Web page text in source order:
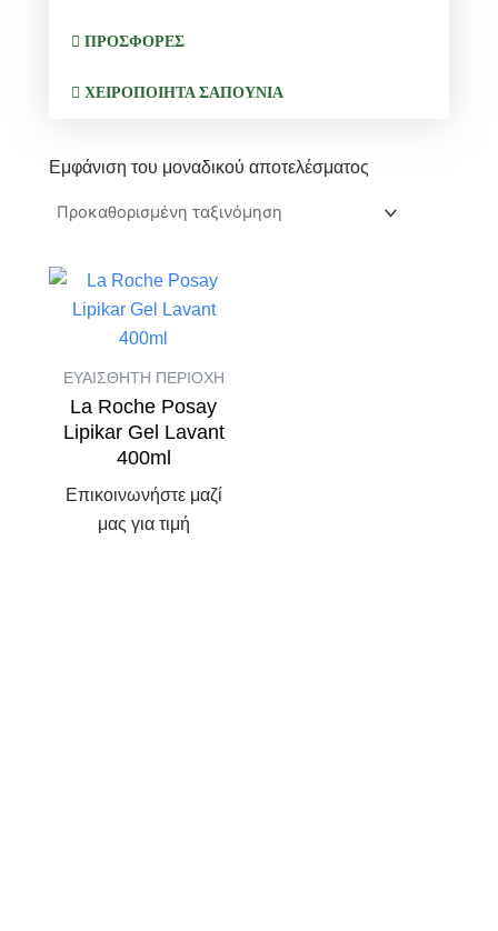
ΠΡΟΣΦΟΡΕΣ
ΧΕΙΡΟΠΟΙΗΤΑ ΣΑΠΟΥΝΙΑ
Εμφάνιση του μοναδικού αποτελέσματος
ΕΥΑΙΣΘΗΤΗ ΠΕΡΙΟΧΗ
La Roche Posay
Lipikar Gel Lavant
400ml
Επικοινωνήστε μαζί
μας για τιμή